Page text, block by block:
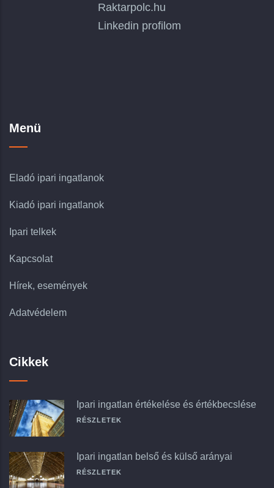
Raktarpolc.hu
Linkedin profilom
Menü
Eladó ipari ingatlanok
Kiadó ipari ingatlanok
Ipari telkek
Kapcsolat
Hírek, események
Adatvédelem
Cikkek
Ipari ingatlan értékelése és értékbecslése
RÉSZLETEK
Ipari ingatlan belső és külső arányai
RÉSZLETEK